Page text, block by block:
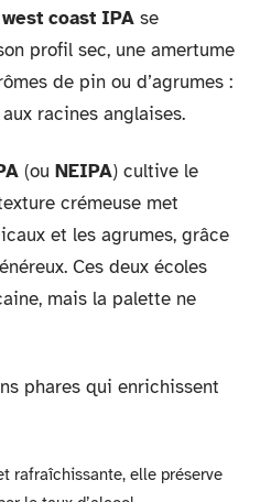
west coast IPA se
profil sec, une amertume
de pin ou d’agrumes :
racines anglaises.
(ou NEIPA) cultive le
crémeuse met
et les agrumes, grâce
Ces deux écoles
mais la palette ne
phares qui enrichissent
rafraîchissante, elle préserve